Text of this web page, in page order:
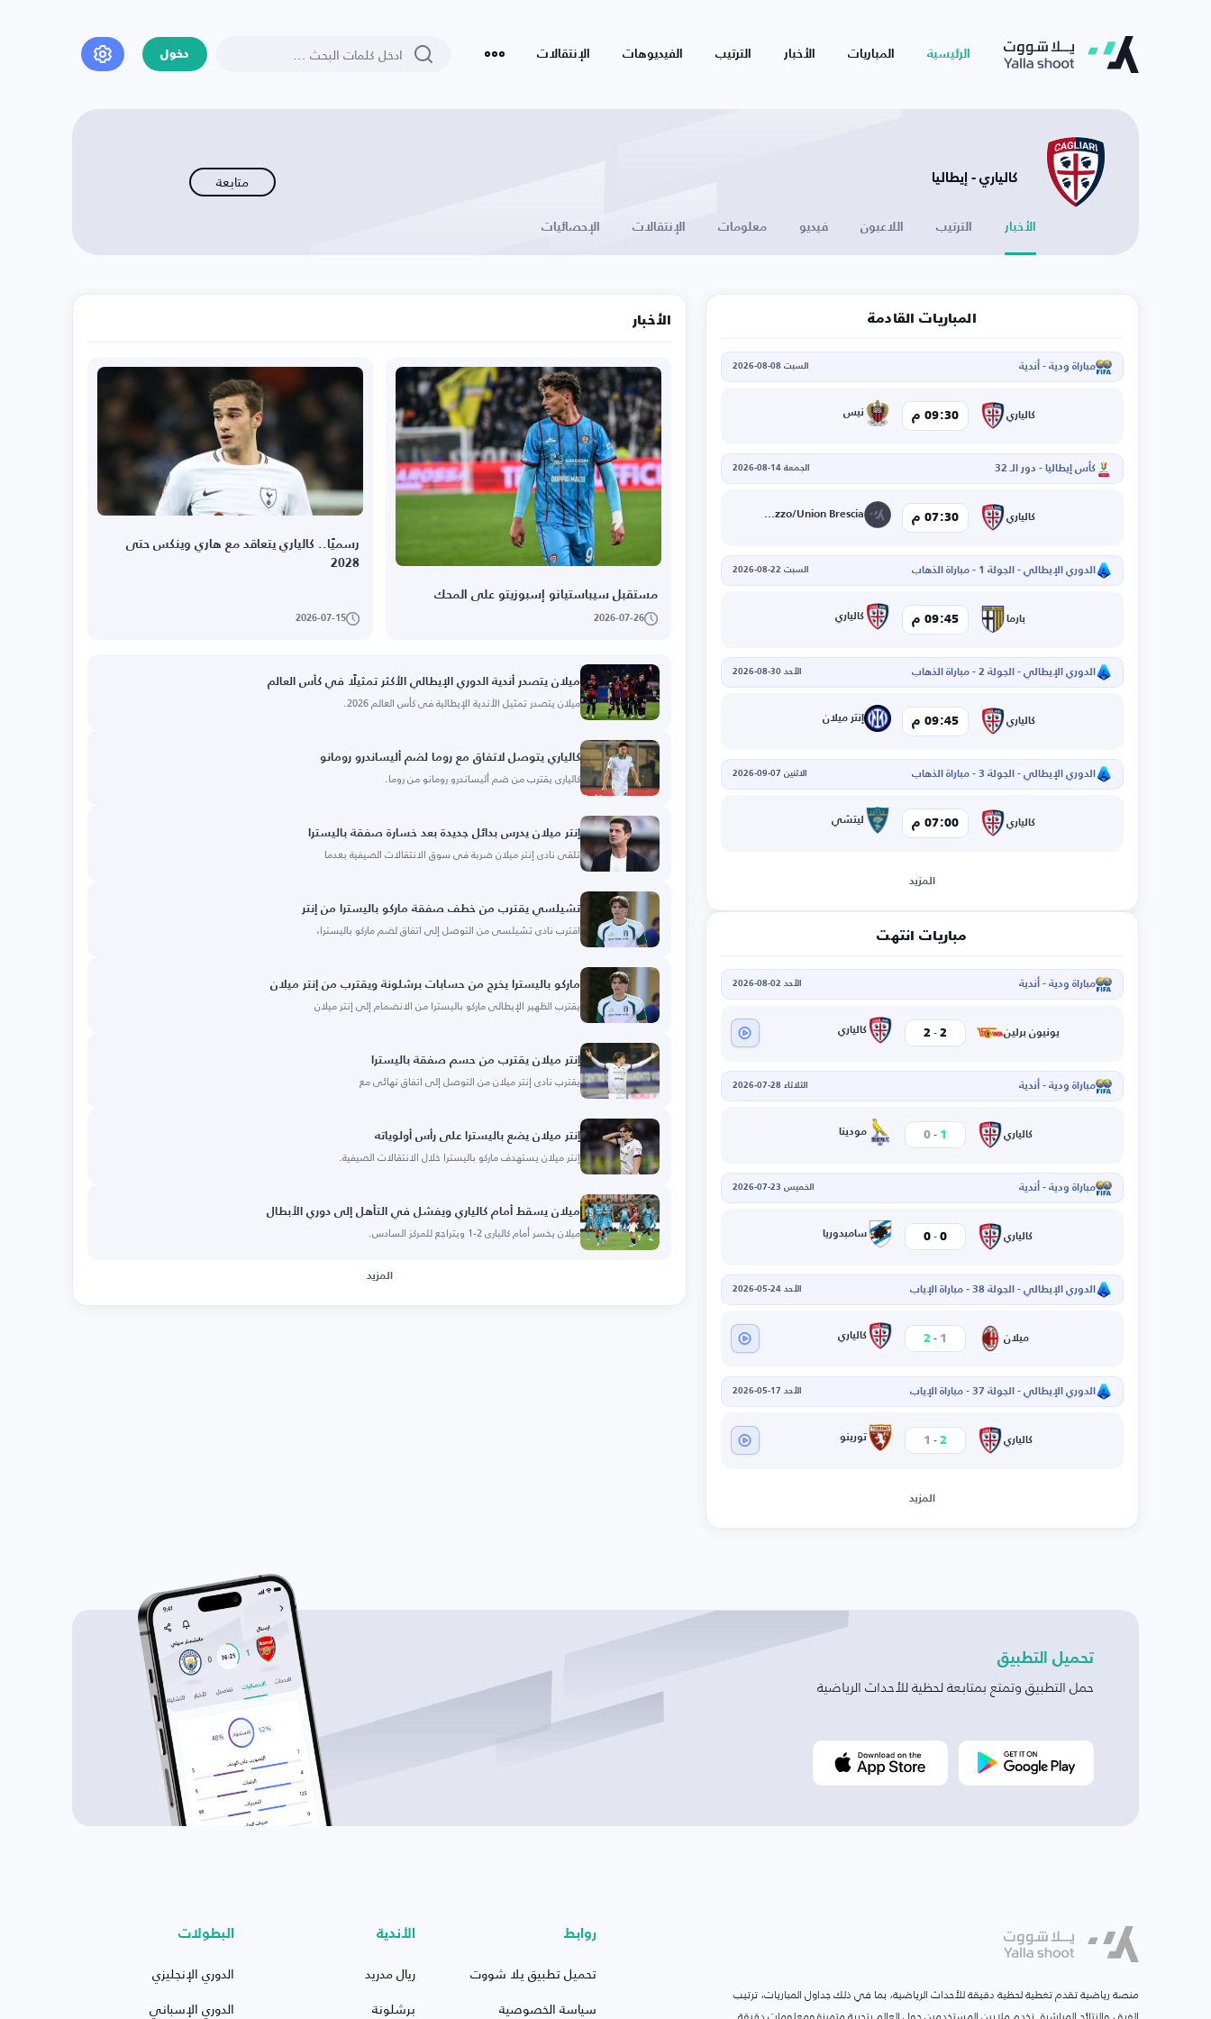
الرئيسية المباريات الأخبار الترتيب الفيديوهات الإنتقالات دخول
كالياري - إيطاليا متابعة
الأخبار الترتيب اللاعبون فيديو معلومات الإنتقالات الإحصائيات
المباريات القادمة
مباراة ودية - أندية السبت 08-08-2026
كالياري 09:30 م نيس
كأس إيطاليا - دور الـ 32 الجمعة 14-08-2026
كالياري 07:30 م S.S. Arezzo/Union Brescia
الدوري الإيطالي - الجولة 1 - مباراة الذهاب السبت 22-08-2026
بارما 09:45 م كالياري
الدوري الإيطالي - الجولة 2 - مباراة الذهاب الأحد 30-08-2026
كالياري 09:45 م إنتر ميلان
الدوري الإيطالي - الجولة 3 - مباراة الذهاب الاثنين 07-09-2026
كالياري 07:00 م ليتشي
المزيد
مباريات انتهت
مباراة ودية - أندية الأحد 02-08-2026
يونيون برلين 2
-
2 كالياري
مباراة ودية - أندية الثلاثاء 28-07-2026
كالياري 1
-
0 مودينا
مباراة ودية - أندية الخميس 23-07-2026
كالياري 0
-
0 سامبدوريا
الدوري الإيطالي - الجولة 38 - مباراة الإياب الأحد 24-05-2026
ميلان 1
-
2 كالياري
الدوري الإيطالي - الجولة 37 - مباراة الإياب الأحد 17-05-2026
كالياري 2
-
1 تورينو
المزيد
الأخبار
مستقبل سيباستيانو إسبوزيتو على المحك
2026-07-26
رسميًا.. كالياري يتعاقد مع هاري وينكس حتى
2028
2026-07-15
ميلان يتصدر أندية الدوري الإيطالي الأكثر تمثيلًا في كأس العالم
ميلان يتصدر تمثيل الأندية الإيطالية في كأس العالم 2026.
كالياري يتوصل لاتفاق مع روما لضم أليساندرو رومانو
كالياري يقترب من ضم أليساندرو رومانو من روما.
إنتر ميلان يدرس بدائل جديدة بعد خسارة صفقة باليسترا
تلقى نادي إنتر ميلان ضربة في سوق الانتقالات الصيفية بعدما
تشيلسي يقترب من خطف صفقة ماركو باليسترا من إنتر
اقترب نادي تشيلسي من التوصل إلى اتفاق لضم ماركو باليسترا،
ماركو باليسترا يخرج من حسابات برشلونة ويقترب من إنتر ميلان
يقترب الظهير الإيطالي ماركو باليسترا من الانضمام إلى إنتر ميلان
إنتر ميلان يقترب من حسم صفقة باليسترا
يقترب نادي إنتر ميلان من التوصل إلى اتفاق نهائي مع
إنتر ميلان يضع باليسترا على رأس أولوياته
إنتر ميلان يستهدف ماركو باليسترا خلال الانتقالات الصيفية.
ميلان يسقط أمام كالياري ويفشل في التأهل إلى دوري الأبطال
ميلان يخسر أمام كالياري 2-1 ويتراجع للمركز السادس.
المزيد
تحميل التطبيق
حمل التطبيق وتمتع بمتابعة لحظية للأحداث الرياضية
منصة رياضية تقدم تغطية لحظية دقيقة للأحداث الرياضية، بما في ذلك جداول المباريات، ترتيب
روابط
تحميل تطبيق يلا شووت
سياسة الخصوصية
الأندية
ريال مدريد
برشلونة
البطولات
الدوري الإنجليزي
الدوري الإسباني